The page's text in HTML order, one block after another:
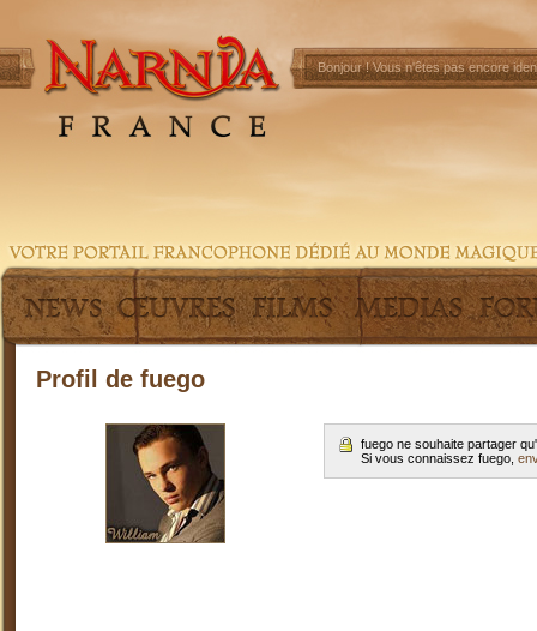
Bonjour !Vous n'êtes pas encore
Profil de fuego
fuego ne souhaite partager
Si vous connaissez fuego,